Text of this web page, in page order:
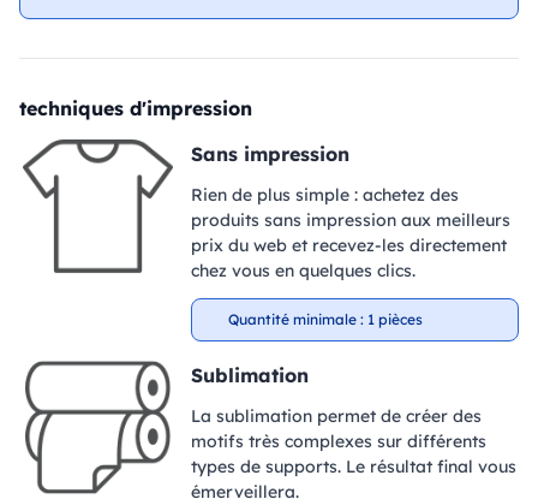
techniques d'impression
Sans impression
Rien de plus simple : achetez des
produits sans impression aux meilleurs
prix du web et recevez-les directement
chez vous en quelques clics.
Quantité minimale : 1 pièces
Sublimation
La sublimation permet de créer des
motifs très complexes sur différents
types de supports. Le résultat final vous
émerveillera.